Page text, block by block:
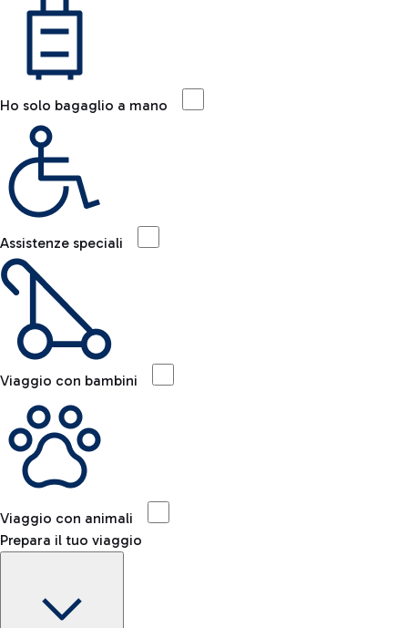
Ho solo bagaglio a mano
Assistenze speciali
Viaggio con bambini
Viaggio con animali
Prepara il tuo viaggio